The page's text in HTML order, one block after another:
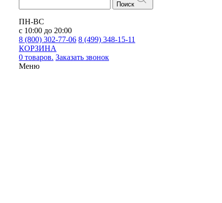
Поиск
ПН-ВС
с 10:00 до 20:00
8 (800) 302-77-06 8 (499) 348-15-11
КОРЗИНА
0 товаров. Заказать звонок
Меню